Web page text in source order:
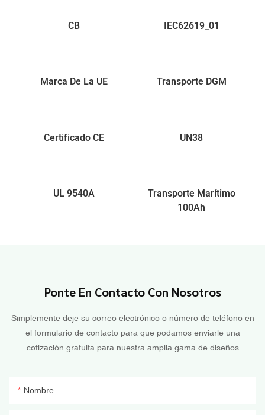
CB IEC62619_01
Marca De La UE Transporte DGM
Certificado CE UN38
UL 9540A
Transporte Marítimo
100Ah
Ponte En Contacto Con Nosotros
Simplemente deje su correo electrónico o número de teléfono en
el formulario de contacto para que podamos enviarle una
cotización gratuita para nuestra amplia gama de diseños
Nombre